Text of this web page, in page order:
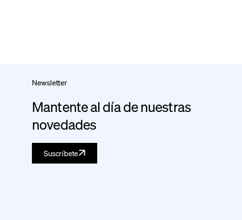
Newsletter
Mantente al día de nuestras
novedades
Suscríbete